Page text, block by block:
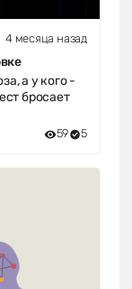
4 месяца назад
а у кого -
бросает
59 5